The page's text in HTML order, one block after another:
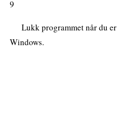
9
Lukk programmet når du
Windows.